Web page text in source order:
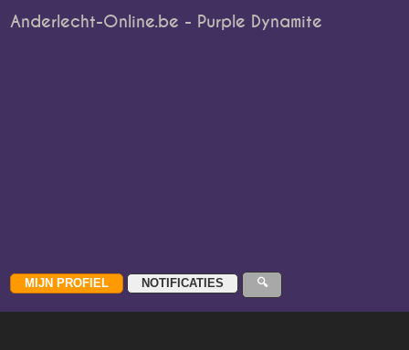
Anderlecht-Online.be - Purple Dynamite